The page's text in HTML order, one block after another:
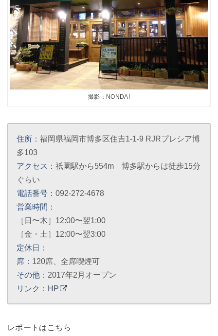
撮影：NONDA!
住所： 福岡県福岡市博多区住吉1-1-9 RJRプレシア博
多103
アクセス： 祇園駅から554m 博多駅からは徒歩15分
ぐらい
電話番号： 092-272-4678
営業時間：
［日〜木］12:00〜翌1:00
［金・土］12:00〜翌3:00
定休日：
席： 120席、全席喫煙可
その他： 2017年2月オープン
リンク： HP
レポートはこちら